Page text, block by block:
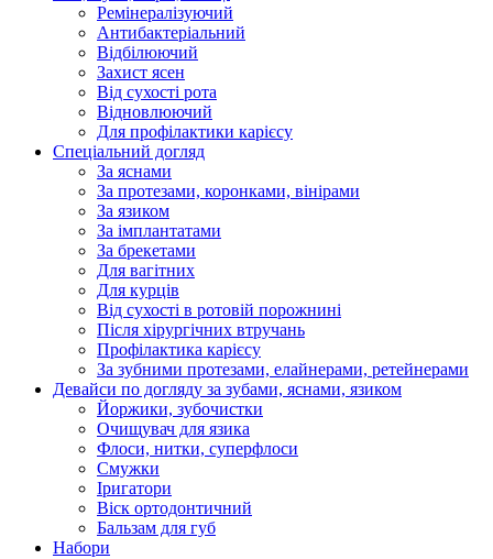
Ремінералізуючий
Антибактеріальний
Відбілюючий
Захист ясен
Від сухості рота
Відновлюючий
Для профілактики карієсу
Спеціальний догляд
За яснами
За протезами, коронками, вінірами
За язиком
За імплантатами
За брекетами
Для вагітних
Для курців
Від сухості в ротовій порожнині
Після хірургічних втручань
Профілактика карієсу
За зубними протезами, елайнерами, ретейнерами
Девайси по догляду за зубами, яснами, язиком
Йоржики, зубочистки
Очищувач для язика
Флоси, нитки, суперфлоси
Смужки
Іригатори
Віск ортодонтичний
Бальзам для губ
Набори